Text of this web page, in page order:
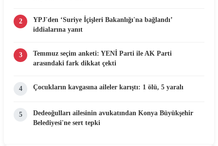
2
YPJ'den ‘Suriye İçişleri Bakanlığı'na bağlandı’
iddialarına yanıt
3
Temmuz seçim anketi: YENİ Parti ile AK Parti
arasındaki fark dikkat çekti
4 Çocukların kavgasına aileler karıştı: 1 ölü, 5 yaralı
5
Dedeoğulları ailesinin avukatından Konya Büyükşehir
Belediyesi'ne sert tepki